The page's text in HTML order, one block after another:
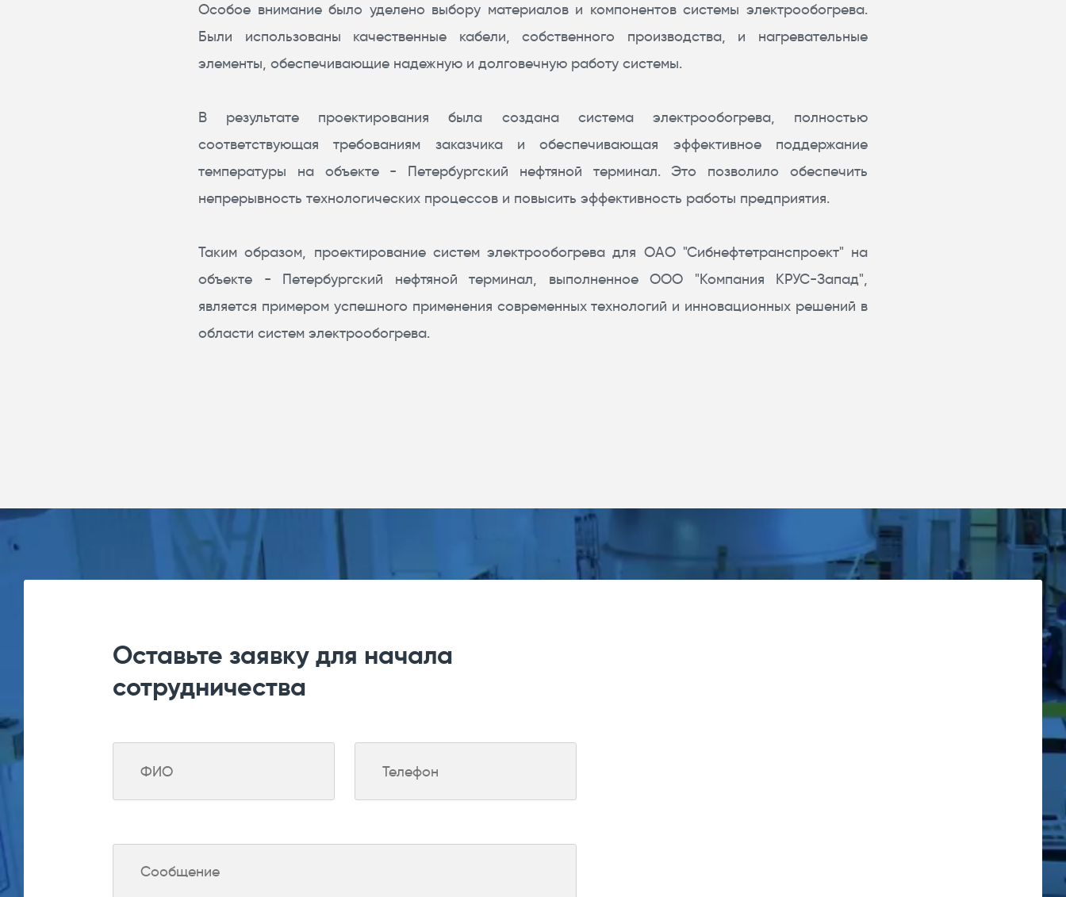
Особое внимание было уделено выбору материалов и компонентов системы электрообогрева.
Были использованы качественные кабели, собственного производства, и нагревательные
элементы, обеспечивающие надежную и долговечную работу системы.
В результате проектирования была создана система электрообогрева, полностью
соответствующая требованиям заказчика и обеспечивающая эффективное поддержание
температуры на объекте - Петербургский нефтяной терминал. Это позволило обеспечить
непрерывность технологических процессов и повысить эффективность работы предприятия.
Таким образом, проектирование систем электрообогрева для ОАО "Сибнефтетранспроект" на
объекте - Петербургский нефтяной терминал, выполненное ООО "Компания КРУС-Запад",
является примером успешного применения современных технологий и инновационных решений в
области систем электрообогрева.
Оставьте заявку для начала
сотрудничества